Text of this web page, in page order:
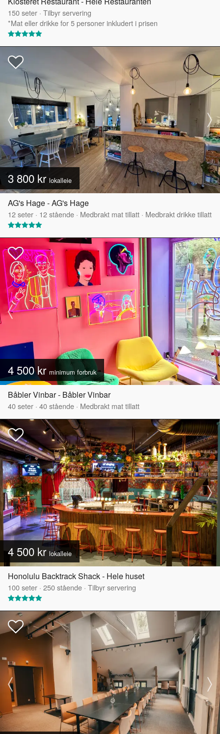
150seter · Tilbyr servering
*Mat eller drikke for 5 personer inkludert i prisen
3 800 kr lokalleie
AG's Hage - AG's Hage
12seter · 12stående · Medbrakt mat tillatt · Medbrakt drikke tillatt
4 500 kr minimum forbruk
Båbler Vinbar - Båbler Vinbar
40seter · 40stående · Medbrakt mat tillatt
4 500 krlokalleie
Honolulu Backtrack Shack - Hele huset
100seter · 250stående · Tilbyr servering